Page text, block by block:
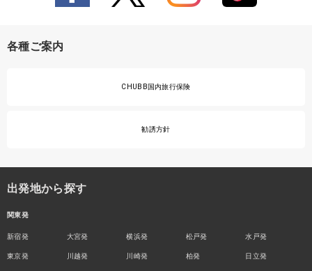
各種ご案内
CHUBB国内旅行保険
勧誘方針
出発地から探す
関東発
新宿発
東京発
大宮発
川越発
横浜発
川崎発
松戸発
柏発
水戸発
日立発